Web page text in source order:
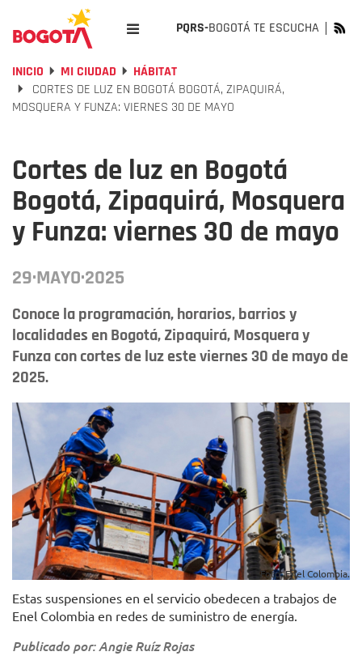
PQRS-BOGOTÁ TE ESCUCHA
INICIO MI CIUDAD
HÁBITAT
CORTES DE LUZ EN BOGOTÁ BOGOTÁ, ZIPAQUIRÁ,
MOSQUERA Y FUNZA: VIERNES 30 DE MAYO
Cortes de luz en Bogotá
Bogotá, Zipaquirá, Mosquera
y Funza: viernes 30 de mayo
29·MAYO·2025
Conoce la programación, horarios, barrios y
localidades en Bogotá, Zipaquirá, Mosquera y
Funza con cortes de luz este viernes 30 de mayo de
2025.
Foto: Enel Colombia.
Estas suspensiones en el servicio obedecen a trabajos de
Enel Colombia en redes de suministro de energía.
Publicado por: Angie Ruíz Rojas